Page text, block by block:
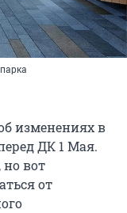
изменениях в
ДК 1 Мая.
но вот
от